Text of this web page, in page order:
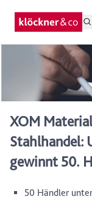
XOM
Stahlhandel:
gewinnt 50.
50 Händler